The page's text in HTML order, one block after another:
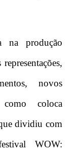
na produção
novos
coloca
dividiu com
WOW: